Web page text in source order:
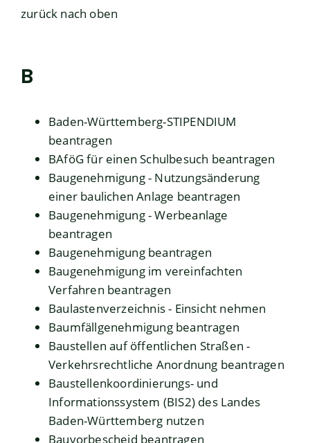
zurück nach oben
B
Baden-Württemberg-STIPENDIUM
beantragen
BAföG für einen Schulbesuch beantragen
Baugenehmigung - Nutzungsänderung
einer baulichen Anlage beantragen
Baugenehmigung - Werbeanlage
beantragen
Baugenehmigung beantragen
Baugenehmigung im vereinfachten
Verfahren beantragen
Baulastenverzeichnis - Einsicht nehmen
Baumfällgenehmigung beantragen
Baustellen auf öffentlichen Straßen -
Verkehrsrechtliche Anordnung beantragen
Baustellenkoordinierungs- und
Informationssystem (BIS2) des Landes
Baden-Württemberg nutzen
Bauvorbescheid beantragen